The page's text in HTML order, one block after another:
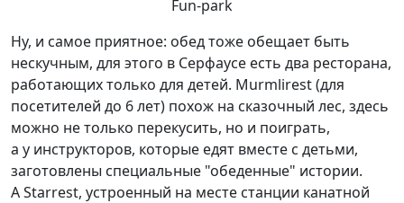
Fun-park
Ну, и самое приятное: обед тоже обещает быть
нескучным, для этого в Серфаусе есть два ресторана,
работающих только для детей. Murmlirest (для
посетителей до 6 лет) похож на сказочный лес, здесь
можно не только перекусить, но и поиграть,
а у инструкторов, которые едят вместе с детьми,
заготовлены специальные "обеденные" истории.
А Starrest, устроенный на месте станции канатной